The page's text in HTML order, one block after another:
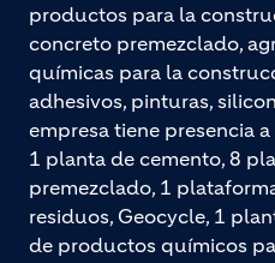
productos para la
concreto premezclado,
químicas para la
adhesivos, pinturas,
empresa tiene presencia
1 planta de cemento, 8
premezclado, 1
residuos, Geocycle, 1
de productos químicos